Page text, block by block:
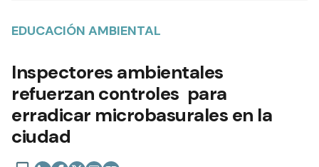
EDUCACIÓN AMBIENTAL
Inspectores ambientales
refuerzan controles para
erradicar microbasurales en la
ciudad